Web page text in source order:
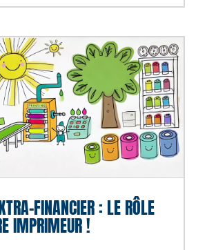
FINANCIER : LE RÔLE
IMPRIMEUR !